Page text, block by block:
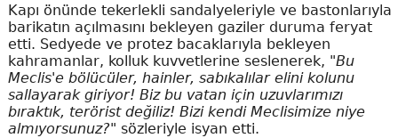
Kapı önünde tekerlekli sandalyeleriyle ve bastonlarıyla
barikatın açılmasını bekleyen gaziler duruma feryat
etti. Sedyede ve protez bacaklarıyla bekleyen
kahramanlar, kolluk kuvvetlerine seslenerek, "Bu
Meclis'e bölücüler, hainler, sabıkalılar elini kolunu
sallayarak giriyor! Biz bu vatan için uzuvlarımızı
bıraktık, terörist değiliz! Bizi kendi Meclisimize niye
almıyorsunuz?" sözleriyle isyan etti.